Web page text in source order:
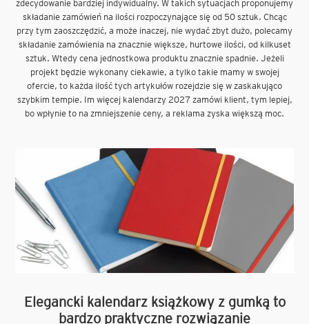
zdecydowanie bardziej indywidualny. W takich sytuacjach proponujemy
składanie zamówień na ilości rozpoczynające się od 50 sztuk. Chcąc
przy tym zaoszczędzić, a może inaczej, nie wydać zbyt dużo, polecamy
składanie zamówienia na znacznie większe, hurtowe ilości, od kilkuset
sztuk. Wtedy cena jednostkowa produktu znacznie spadnie. Jeżeli
projekt będzie wykonany ciekawie, a tylko takie mamy w swojej
ofercie, to każda ilość tych artykułów rozejdzie się w zaskakująco
szybkim tempie. Im więcej kalendarzy 2027 zamówi klient, tym lepiej,
bo wpłynie to na zmniejszenie ceny, a reklama zyska większą moc.
Elegancki kalendarz książkowy z gumką to
bardzo praktyczne rozwiązanie